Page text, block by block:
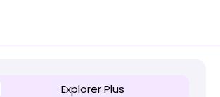
Explorer Plus